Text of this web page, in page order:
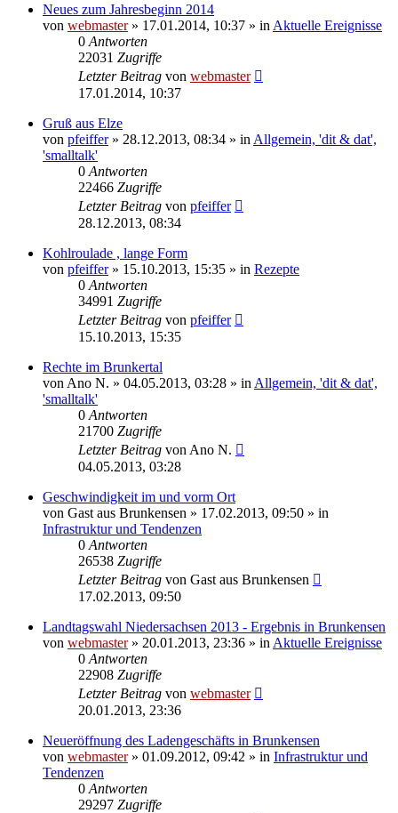
Neues zum Jahresbeginn 2014
von webmaster» 17.01.2014, 10:37 » in Aktuelle Ereignisse
0 Antworten
22031 Zugriffe
Letzter Beitrag von webmaster
17.01.2014, 10:37
Gruß aus Elze
von pfeiffer» 28.12.2013, 08:34 » in Allgemein, 'dit & dat',
'smalltalk'
0 Antworten
22466 Zugriffe
Letzter Beitrag von pfeiffer
28.12.2013, 08:34
Kohlroulade , lange Form
von pfeiffer» 15.10.2013, 15:35 » in Rezepte
0 Antworten
34991 Zugriffe
Letzter Beitrag von pfeiffer
15.10.2013, 15:35
Rechte im Brunkertal
von Ano N. » 04.05.2013, 03:28 » in Allgemein, 'dit & dat',
'smalltalk'
0 Antworten
21700 Zugriffe
Letzter Beitrag von Ano N.
04.05.2013, 03:28
Geschwindigkeit im und vorm Ort
von Gast aus Brunkensen » 17.02.2013, 09:50 » in
Infrastruktur und Tendenzen
0 Antworten
26538 Zugriffe
Letzter Beitrag von Gast aus Brunkensen
17.02.2013, 09:50
Landtagswahl Niedersachsen 2013 - Ergebnis in Brunkensen
von webmaster» 20.01.2013, 23:36 » in Aktuelle Ereignisse
0 Antworten
22908 Zugriffe
Letzter Beitrag von webmaster
20.01.2013, 23:36
Neueröffnung des Ladengeschäfts in Brunkensen
von webmaster» 01.09.2012, 09:42 » in Infrastruktur und
Tendenzen
0 Antworten
29297 Zugriffe